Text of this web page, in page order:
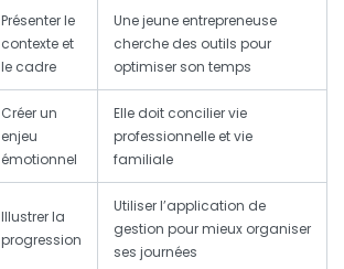
Présenter le
contexte et
le cadre
Une jeune entrepreneuse
cherche des outils pour
optimiser son temps
Créer un
enjeu
émotionnel
Elle doit concilier vie
professionnelle et vie
familiale
Illustrer la
progression
Utiliser l’application de
gestion pour mieux organiser
ses journées